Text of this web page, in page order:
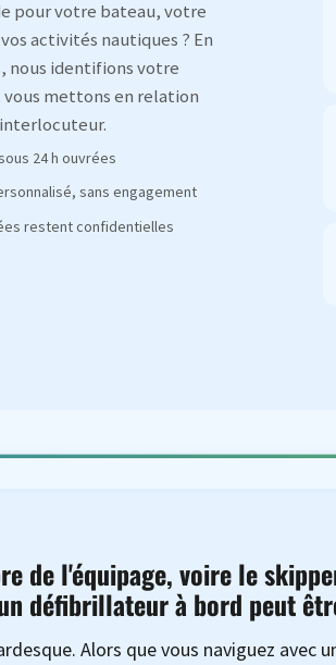
pour votre bateau, votre
activités nautiques ? En
nous identifions votre
mettons en relation
24 h ouvrées
sans engagement
restent confidentielles
de l'équipage, voire le
défibrillateur à bord peut
Alors que vous naviguez avec